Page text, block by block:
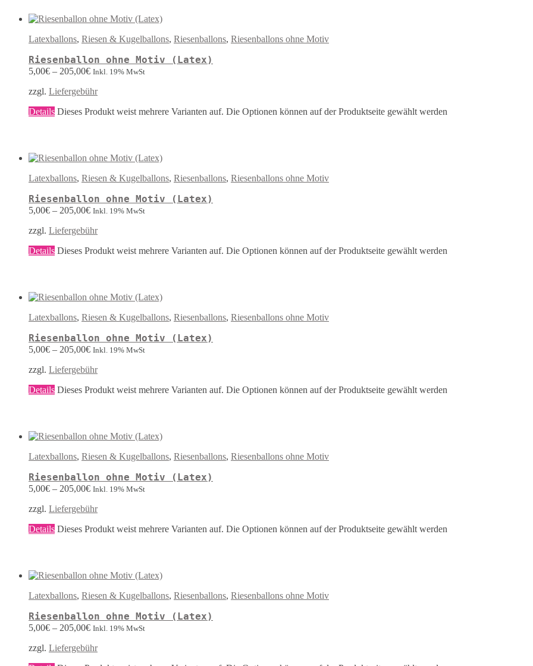
Latexballons, Riesen & Kugelballons, Riesenballons, Riesenballons ohne Motiv
Riesenballon ohne Motiv (Latex)
5,00€ – 205,00€ Inkl. 19% MwSt
zzgl. Liefergebühr
Details Dieses Produkt weist mehrere Varianten auf. Die Optionen können auf der Produktseite gewählt werden
Latexballons, Riesen & Kugelballons, Riesenballons, Riesenballons ohne Motiv
Riesenballon ohne Motiv (Latex)
5,00€ – 205,00€ Inkl. 19% MwSt
zzgl. Liefergebühr
Details Dieses Produkt weist mehrere Varianten auf. Die Optionen können auf der Produktseite gewählt werden
Latexballons, Riesen & Kugelballons, Riesenballons, Riesenballons ohne Motiv
Riesenballon ohne Motiv (Latex)
5,00€ – 205,00€ Inkl. 19% MwSt
zzgl. Liefergebühr
Details Dieses Produkt weist mehrere Varianten auf. Die Optionen können auf der Produktseite gewählt werden
Latexballons, Riesen & Kugelballons, Riesenballons, Riesenballons ohne Motiv
Riesenballon ohne Motiv (Latex)
5,00€ – 205,00€ Inkl. 19% MwSt
zzgl. Liefergebühr
Details Dieses Produkt weist mehrere Varianten auf. Die Optionen können auf der Produktseite gewählt werden
Latexballons, Riesen & Kugelballons, Riesenballons, Riesenballons ohne Motiv
Riesenballon ohne Motiv (Latex)
5,00€ – 205,00€ Inkl. 19% MwSt
zzgl. Liefergebühr